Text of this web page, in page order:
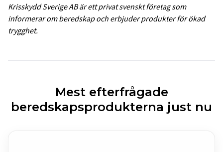
Krisskydd Sverige AB är ett privat svenskt företag som
informerar om beredskap och erbjuder produkter för ökad
trygghet.
Mest efterfrågade
beredskapsprodukterna just nu